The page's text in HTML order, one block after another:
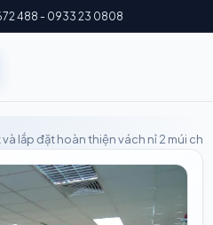
488 - 0933 23 0808
và lắp đặt hoàn thiện vách nỉ 2 múi